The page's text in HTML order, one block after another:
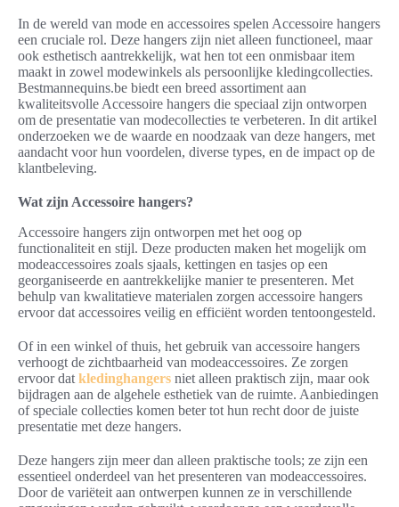
In de wereld van mode en accessoires spelen Accessoire hangers
een cruciale rol. Deze hangers zijn niet alleen functioneel, maar
ook esthetisch aantrekkelijk, wat hen tot een onmisbaar item
maakt in zowel modewinkels als persoonlijke kledingcollecties.
Bestmannequins.be biedt een breed assortiment aan
kwaliteitsvolle Accessoire hangers die speciaal zijn ontworpen
om de presentatie van modecollecties te verbeteren. In dit artikel
onderzoeken we de waarde en noodzaak van deze hangers, met
aandacht voor hun voordelen, diverse types, en de impact op de
klantbeleving.
Wat zijn Accessoire hangers?
Accessoire hangers zijn ontworpen met het oog op
functionaliteit en stijl. Deze producten maken het mogelijk om
modeaccessoires zoals sjaals, kettingen en tasjes op een
georganiseerde en aantrekkelijke manier te presenteren. Met
behulp van kwalitatieve materialen zorgen accessoire hangers
ervoor dat accessoires veilig en efficiënt worden tentoongesteld.
Of in een winkel of thuis, het gebruik van accessoire hangers
verhoogt de zichtbaarheid van modeaccessoires. Ze zorgen
ervoor dat kledinghangers niet alleen praktisch zijn, maar ook
bijdragen aan de algehele esthetiek van de ruimte. Aanbiedingen
of speciale collecties komen beter tot hun recht door de juiste
presentatie met deze hangers.
Deze hangers zijn meer dan alleen praktische tools; ze zijn een
essentieel onderdeel van het presenteren van modeaccessoires.
Door de variëteit aan ontwerpen kunnen ze in verschillende